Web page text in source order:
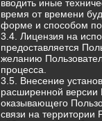
вводить иные
время от времени
форме и способом по
3.4. Лицензия на
предоставляется
желанию
процесса.
3.5. Внесение
расширенной версии
оказывающего
связи на